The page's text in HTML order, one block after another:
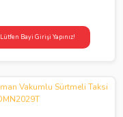
Lütfen Bayi Girişi Yapınız!